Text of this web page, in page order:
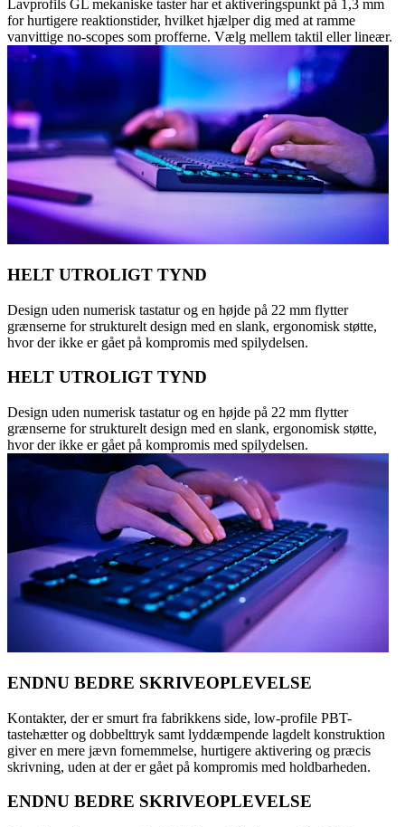
Lavprofils GL mekaniske taster har et aktiveringspunkt på 1,3 mm
for hurtigere reaktionstider, hvilket hjælper dig med at ramme
vanvittige no-scopes som profferne. Vælg mellem taktil eller lineær.
HELT UTROLIGT TYND
Design uden numerisk tastatur og en højde på 22 mm flytter
grænserne for strukturelt design med en slank, ergonomisk støtte,
hvor der ikke er gået på kompromis med spilydelsen.
HELT UTROLIGT TYND
Design uden numerisk tastatur og en højde på 22 mm flytter
grænserne for strukturelt design med en slank, ergonomisk støtte,
hvor der ikke er gået på kompromis med spilydelsen.
ENDNU BEDRE SKRIVEOPLEVELSE
Kontakter, der er smurt fra fabrikkens side, low-profile PBT-
tastehætter og dobbelttryk samt lyddæmpende lagdelt konstruktion
giver en mere jævn fornemmelse, hurtigere aktivering og præcis
skrivning, uden at der er gået på kompromis med holdbarheden.
ENDNU BEDRE SKRIVEOPLEVELSE